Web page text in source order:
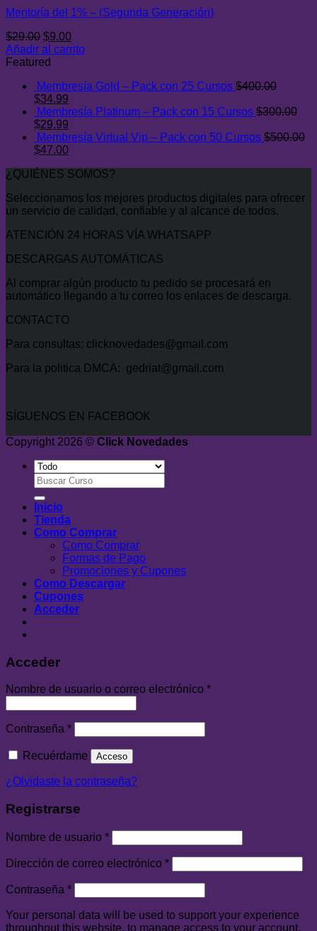
Mentoría del 1% – (Segunda Generación)
$29.00 El
precio
original
$29.00.
$9.00El
precio
$9.00.
Añadir al carrito
Featured
Membresía Gold – Pack con 25 Cursos $400.00
El
precio
original
era:
$400.00.
$34.99
precio
es:
$34.99.
Membresía Platinum – Pack con 15 Cursos $300.00
El
precio
original
$300.00.
$29.99
precio
actual
$29.99.
Membresía Virtual Vip – Pack con 50 Cursos $500.00
El
original
$500.00.
$47.00El
actual
$47.00.
¿QUIÉNES SOMOS?
Seleccionamos los mejores productos digitales para ofrecer
un servicio de calidad, confiable y al alcance de todos.
ATENCIÓN 24 HORAS VÍA WHATSAPP
DESCARGAS AUTOMÁTICAS
Al comprar algún producto tu pedido se procesará en
automático llegando a tu correo los enlaces de descarga.
CONTACTO
Para consultas: clicknovedades@gmail.com
Para la politica DMCA: gedriat@gmail.com
SÍGUENOS EN FACEBOOK
Copyright 2026 © Click Novedades
Buscar
por:
Inicio
Tienda
Como Comprar
Como Comprar
Formas de Pago
Promociones y Cupones
Como Descargar
Cupones
Acceder
Acceder
Nombre de usuario o correo electrónico *
Contraseña *
Recuérdame Acceso
¿Olvidaste la contraseña?
Registrarse
Nombre de usuario *
Dirección de correo electrónico *
Contraseña *
Your personal data will be used to support your experience
throughout this website, to manage access to your account,